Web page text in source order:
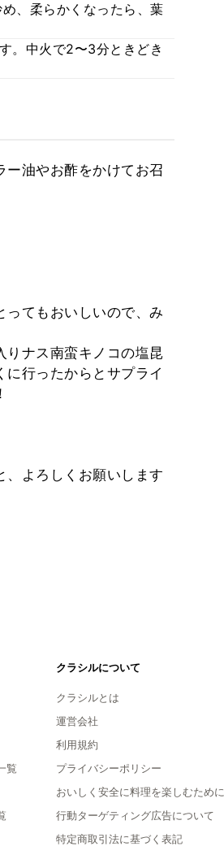
、柔らかくなったら、葉
。中火で2〜3分ときどき
ー油やお酢をかけてお召
ってもおいしいので、み
りナス南蛮キノコの塩昆
行ったからとサプライ
、よろしくお願いします
覧
クラシルについて
クラシルとは
運営会社
利用規約
プライバシーポリシー
おいしく安全に料理を楽しむために
行動ターゲティング広告について
特定商取引法に基づく表記